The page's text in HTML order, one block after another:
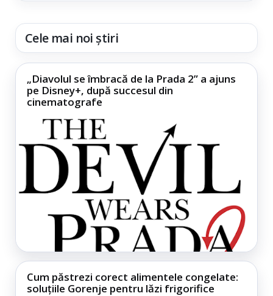
Cele mai noi știri
„Diavolul se îmbracă de la Prada 2” a ajuns
pe Disney+, după succesul din
cinematografe
Cum păstrezi corect alimentele congelate:
soluțiile Gorenje pentru lăzi frigorifice